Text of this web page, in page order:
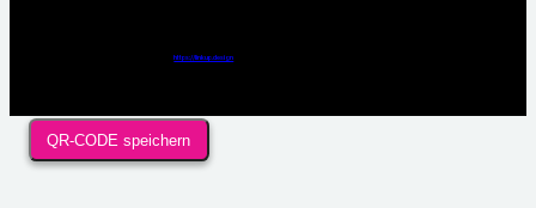
https://linkup.design
QR-CODE speichern